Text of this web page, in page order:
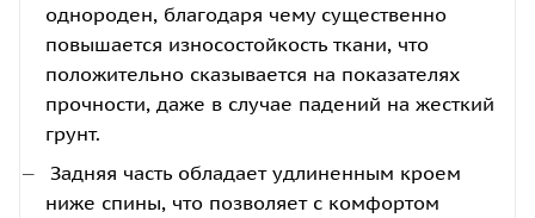
однороден, благодаря чему существенно
повышается износостойкость ткани, что
положительно сказывается на показателях
прочности, даже в случае падений на жесткий
грунт.
Задняя часть обладает удлиненным кроем
ниже спины, что позволяет с комфортом